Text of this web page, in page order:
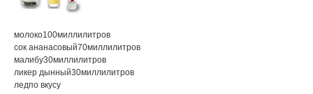
молоко100миллилитров
сок ананасовый70миллилитров
малибу30миллилитров
ликер дынный30миллилитров
ледпо вкусу